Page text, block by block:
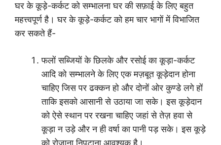
घर के कूड़े-कर्कट को सम्भालना घर की सफ़ाई के लिए बहुत
महत्त्वपूर्ण है। घर के कूड़े-कर्कट को हम चार भागों में विभाजित
कर सकते हैं-
फलों सब्जियों के छिलके और रसोई का कूड़ा-कर्कट
आदि को सम्भालने के लिए एक मज़बूत कूड़ेदान होना
चाहिए जिस पर ढक्कन हो और दोनों ओर कुण्डे लगे हों
ताकि इसको आसानी से उठाया जा सके। इस कूड़ेदान
को ऐसे स्थान पर रखना चाहिए जहां से तेज़ हवा से
कूड़ा न उड़े और न ही वर्षा का पानी पड़ सके। इस कूड़े
को रोज़ाना निपटाना आवश्यक है।